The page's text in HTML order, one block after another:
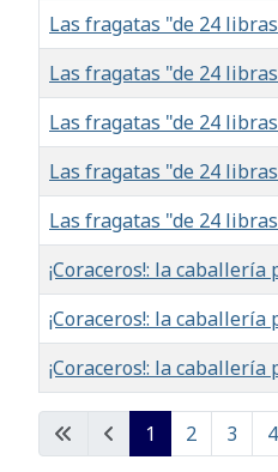
Artículos
Las fragatas "de 24
Las fragatas "de 24
Las fragatas "de 24
Las fragatas "de 24
Las fragatas "de 24
¡Coraceros!: la
¡Coraceros!: la
¡Coraceros!: la
1 2 3 4